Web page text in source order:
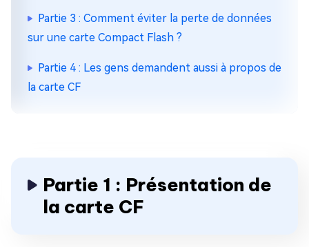
Partie 3 : Comment éviter la perte de données
sur une carte Compact Flash ?
Partie 4 : Les gens demandent aussi à propos de
la carte CF
Partie 1 : Présentation de
la carte CF